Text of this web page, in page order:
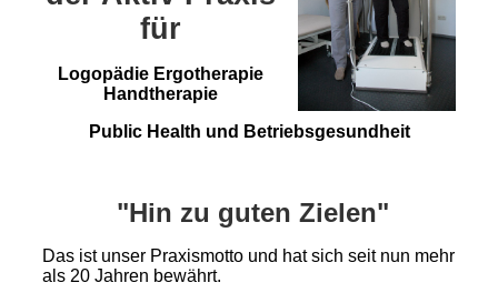
für
Logopädie Ergotherapie
Handtherapie
Public Health und Betriebsgesundheit
"Hin zu guten Zielen"
Das ist unser Praxismotto und hat sich seit nun mehr
als 20 Jahren bewährt.